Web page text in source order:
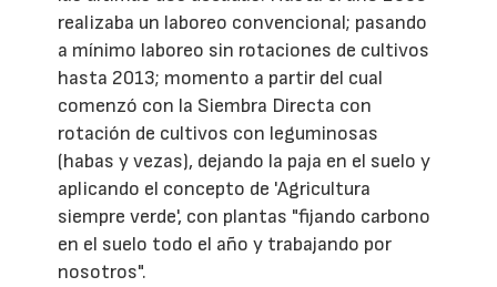
realizaba un laboreo convencional; pasando
a mínimo laboreo sin rotaciones de cultivos
hasta 2013; momento a partir del cual
comenzó con la Siembra Directa con
rotación de cultivos con leguminosas
(habas y vezas), dejando la paja en el suelo y
aplicando el concepto de 'Agricultura
siempre verde', con plantas "fijando carbono
en el suelo todo el año y trabajando por
nosotros".